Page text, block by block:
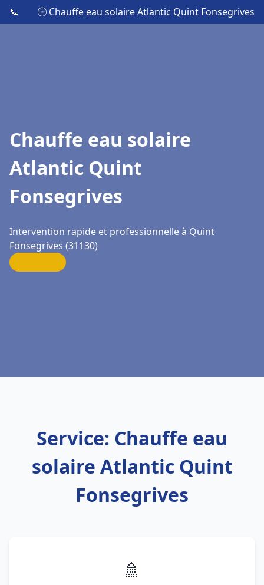
📞 🕒 Chauffe eau solaire Atlantic Quint Fonsegrives
Chauffe eau solaire
Atlantic Quint
Fonsegrives
Intervention rapide et professionnelle à Quint
Fonsegrives (31130)
Service: Chauffe eau
solaire Atlantic Quint
Fonsegrives
🚿